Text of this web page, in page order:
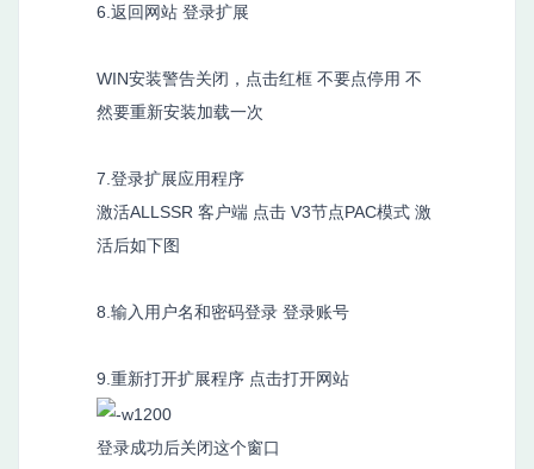
6.返回网站 登录扩展
WIN安装警告关闭，点击红框 不要点停用 不
然要重新安装加载一次
7.登录扩展应用程序
激活ALLSSR 客户端 点击 V3节点PAC模式 激
活后如下图
8.输入用户名和密码登录 登录账号
9.重新打开扩展程序 点击打开网站
登录成功后关闭这个窗口